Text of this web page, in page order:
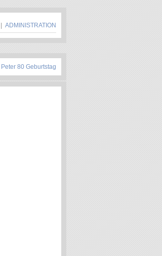
ADMINISTRATION
Peter 80 Geburtstag